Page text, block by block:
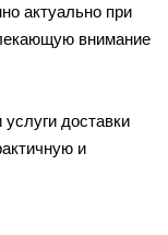
актуально при
внимание
доставки
и